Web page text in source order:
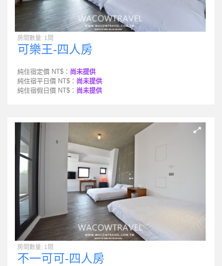
房間數量: 1間
可樂王-四人房
純住宿定價 NT$： 尚未提供
純住宿平日價 NT$： 尚未提供
純住宿假日價 NT$： 尚未提供
房間數量: 1間
不一可可-四人房